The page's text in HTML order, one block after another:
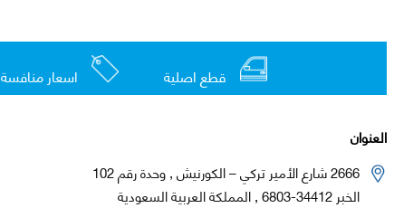
قطع اصلية اسعار منافسة
العنوان
2666 شارع الأمير تركي – الكورنيش , وحدة رقم 102
الخبر 34412-6803 , المملكة العربية السعودية